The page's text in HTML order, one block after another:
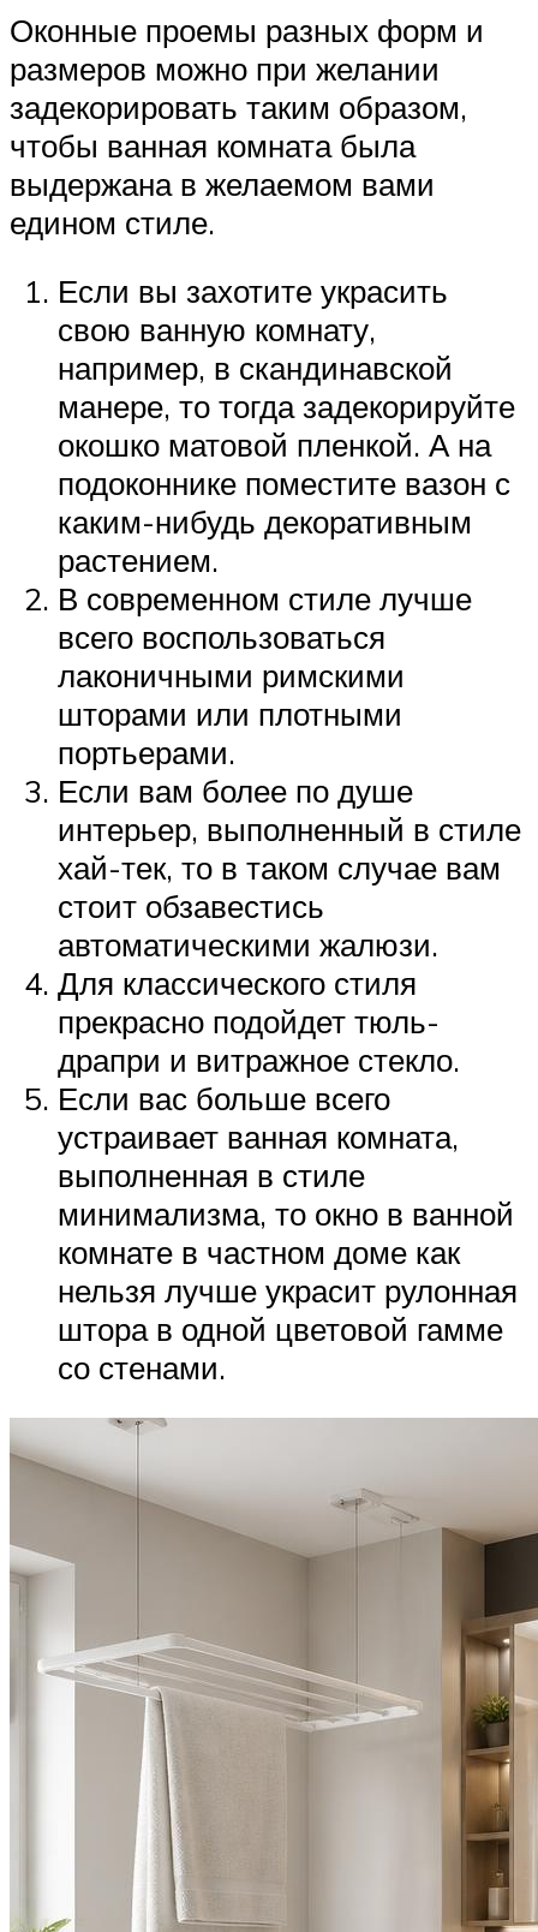
Оконные проемы разных форм и
размеров можно при желании
задекорировать таким образом,
чтобы ванная комната была
выдержана в желаемом вами
едином стиле.
Если вы захотите украсить
свою ванную комнату,
например, в скандинавской
манере, то тогда задекорируйте
окошко матовой пленкой. А на
подоконнике поместите вазон с
каким-нибудь декоративным
растением.
В современном стиле лучше
всего воспользоваться
лаконичными римскими
шторами или плотными
портьерами.
Если вам более по душе
интерьер, выполненный в стиле
хай-тек, то в таком случае вам
стоит обзавестись
автоматическими жалюзи.
Для классического стиля
прекрасно подойдет тюль-
драпри и витражное стекло.
Если вас больше всего
устраивает ванная комната,
выполненная в стиле
минимализма, то окно в ванной
комнате в частном доме как
нельзя лучше украсит рулонная
штора в одной цветовой гамме
со стенами.